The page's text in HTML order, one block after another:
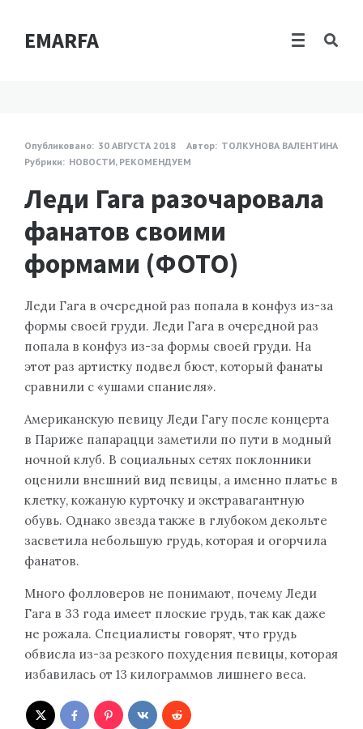
EMARFA
Опубликовано: 30 АВГУСТА 2018 Автор: ТОЛКУНОВА ВАЛЕНТИНА
Рубрики: НОВОСТИ, РЕКОМЕНДУЕМ
Леди Гага разочаровала
фанатов своими
формами (ФОТО)
Леди Гага в очередной раз попала в конфуз из-за
формы своей груди. Леди Гага в очередной раз
попала в конфуз из-за формы своей груди. На
этот раз артистку подвел бюст, который фанаты
сравнили с «ушами спаниеля».
Американскую певицу Леди Гагу после концерта
в Париже папарацци заметили по пути в модный
ночной клуб. В социальных сетях поклонники
оценили внешний вид певицы, а именно платье в
клетку, кожаную курточку и экстравагантную
обувь. Однако звезда также в глубоком декольте
засветила небольшую грудь, которая и огорчила
фанатов.
Много фолловеров не понимают, почему Леди
Гага в 33 года имеет плоские грудь, так как даже
не рожала. Специалисты говорят, что грудь
обвисла из-за резкого похудения певицы, которая
избавилась от 13 килограммов лишнего веса.